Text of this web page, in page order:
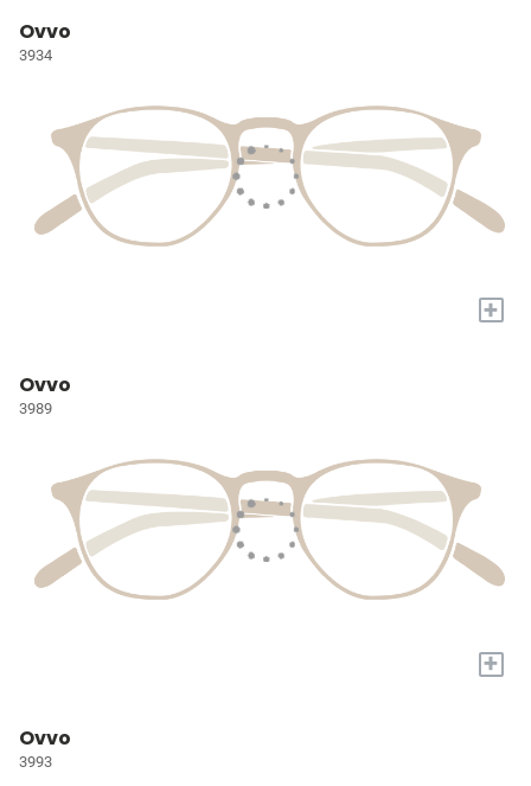
Ovvo
3934
+
Ovvo
3989
+
Ovvo
3993